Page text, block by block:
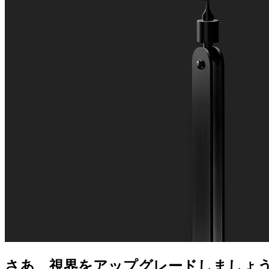
さあ、視界をアップグレードしましょ